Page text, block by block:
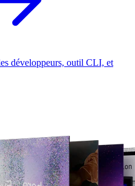
développeurs, outil CLI, et